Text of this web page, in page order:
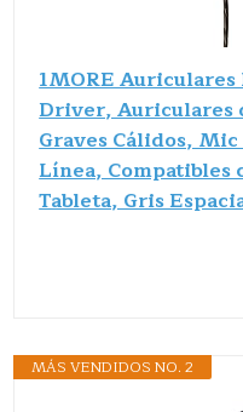
1MORE
Driver, Auriculares
Graves Cálidos,
Línea, Compatibles
Tableta, Gris
MÁS VENDIDOS NO. 2